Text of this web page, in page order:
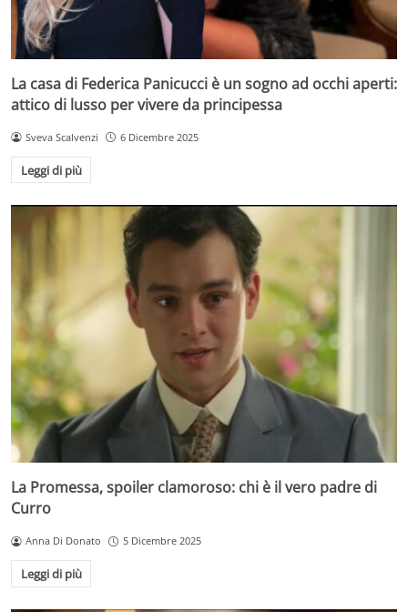
La casa di Federica Panicucci è un sogno ad occhi aperti:
attico di lusso per vivere da principessa
Sveva Scalvenzi 6 Dicembre 2025
Leggi di più
La Promessa, spoiler clamoroso: chi è il vero padre di
Curro
Anna Di Donato 5 Dicembre 2025
Leggi di più